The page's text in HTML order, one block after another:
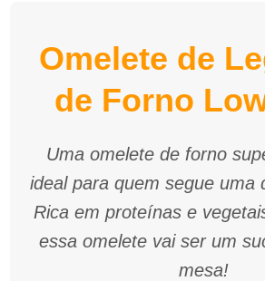
Omelete de
de Forno
Uma omelete de forno
ideal para quem segue uma
Rica em proteínas e
essa omelete vai ser um
mesa!